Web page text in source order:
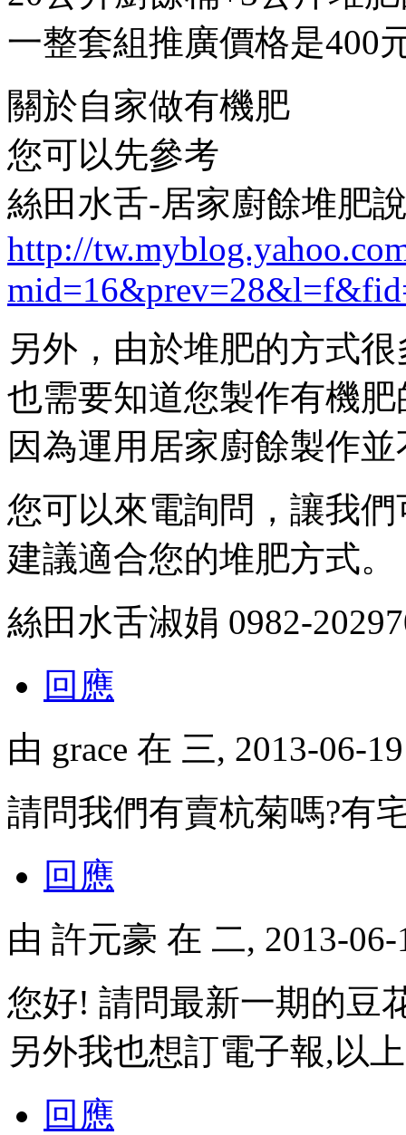
一整套組推廣價格是400
關於自家做有機肥
您可以先參考
絲田水舌-居家廚餘堆肥
http://
另外，由於堆肥的方式很
也需要知道您製作有機肥
因為運用居家廚餘製作
您可以來電詢問，讓我
建議適合您的堆肥方式。
絲田水舌淑娟 0982-
回應
由 grace 在 三, 2013-06-
請問我們有賣杭菊嗎?有
回應
由 許元豪 在 二, 2013-
您好! 請問最新一期的豆
另外我也想訂電子報,以
回應